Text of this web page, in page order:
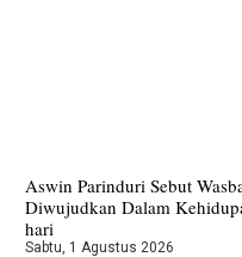
Aswin Parinduri Sebut
Diwujudkan Dalam
hari
Sabtu, 1 Agustus 2026